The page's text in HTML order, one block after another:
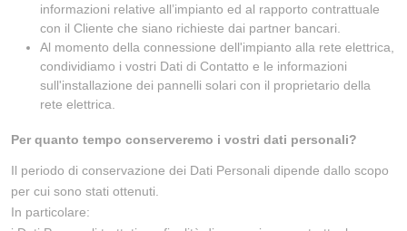
informazioni relative all’impianto ed al rapporto contrattuale
con il Cliente che siano richieste dai partner bancari.
Al momento della connessione dell'impianto alla rete elettrica,
condividiamo i vostri Dati di Contatto e le informazioni
sull'installazione dei pannelli solari con il proprietario della
rete elettrica.
Per quanto tempo conserveremo i vostri dati personali?
Il periodo di conservazione dei Dati Personali dipende dallo scopo
per cui sono stati ottenuti.
In particolare: